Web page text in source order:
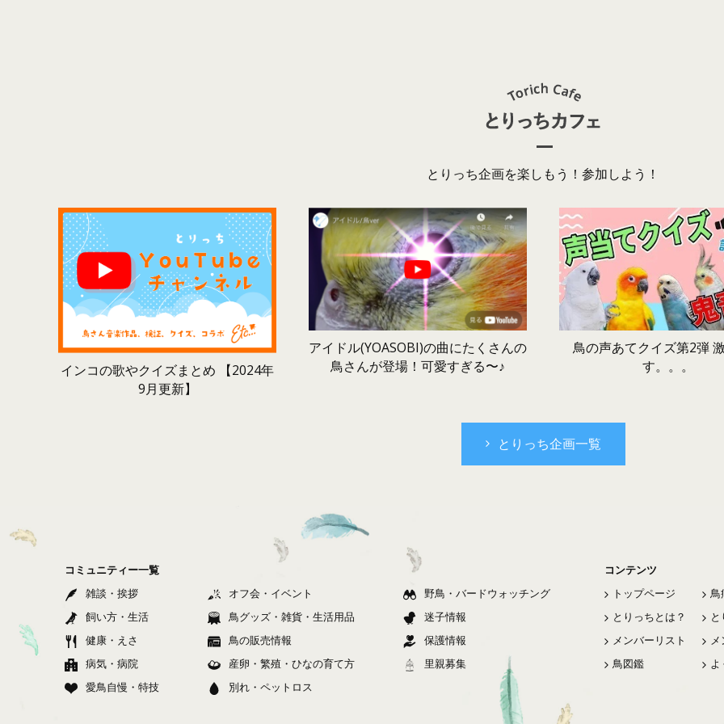
とりっち企画を楽しもう！参加しよう！
インコの歌やクイズまとめ 【2024年
9月更新】
アイドル(YOASOBI)の曲にたくさんの
鳥さんが登場！可愛すぎる〜♪
鳥の声あてクイズ第2弾
す。。。
とりっち企画一覧
コミュニティー一覧
雑談・挨拶
飼い方・生活
健康・えさ
病気・病院
愛鳥自慢・特技
オフ会・イベント
鳥グッズ・雑貨・生活用品
鳥の販売情報
産卵・繁殖・ひなの育て方
別れ・ペットロス
野鳥・バードウォッチング
迷子情報
保護情報
里親募集
コンテンツ
トップページ
とりっちとは？
メンバーリスト
鳥図鑑
鳥
よ